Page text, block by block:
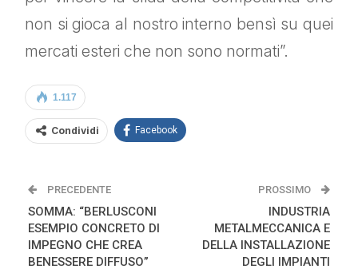
non si gioca al nostro interno bensì su quei
mercati esteri che non sono normati”.
1.117
Condividi Facebook
PRECEDENTE
SOMMA: “BERLUSCONI
ESEMPIO CONCRETO DI
IMPEGNO CHE CREA
BENESSERE DIFFUSO”
PROSSIMO
INDUSTRIA
METALMECCANICA E
DELLA INSTALLAZIONE
DEGLI IMPIANTI